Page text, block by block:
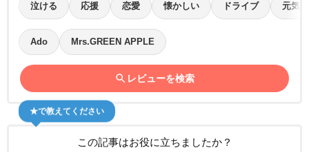
泣ける 応援 恋愛 懐かしい ドライブ 元気
Ado Mrs.GREEN APPLE
search レビューを検索
この記事はお役に立ちましたか？
★で教えてください